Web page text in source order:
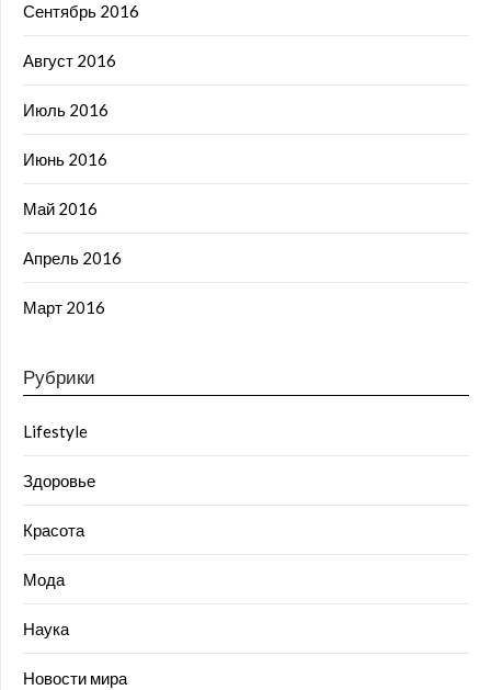
Сентябрь 2016
Август 2016
Июль 2016
Июнь 2016
Май 2016
Апрель 2016
Март 2016
Рубрики
Lifestyle
Здоровье
Красота
Мода
Наука
Новости мира